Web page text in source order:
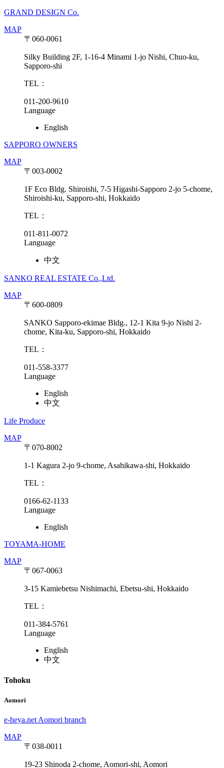
GRAND DESIGN Co.
MAP
〒060-0061
Silky Building 2F, 1-16-4 Minami 1-jo Nishi, Chuo-ku,
Sapporo-shi
TEL：
011-200-9610
Language
English
SAPPORO OWNERS
MAP
〒003-0002
1F Eco Bldg. Shiroishi, 7-5 Higashi-Sapporo 2-jo 5-chome,
Shiroishi-ku, Sapporo-shi, Hokkaido
TEL：
011-811-0072
Language
中文
SANKO REAL ESTATE Co.,Ltd.
MAP
〒600-0809
SANKO Sapporo-ekimae Bldg., 12-1 Kita 9-jo Nishi 2-
chome, Kita-ku, Sapporo-shi, Hokkaido
TEL：
011-558-3377
Language
English
中文
Life Produce
MAP
〒070-8002
1-1 Kagura 2-jo 9-chome, Asahikawa-shi, Hokkaido
TEL：
0166-62-1133
Language
English
TOYAMA-HOME
MAP
〒067-0063
3-15 Kamiebetsu Nishimachi, Ebetsu-shi, Hokkaido
TEL：
011-384-5761
Language
English
中文
Tohoku
Aomori
e-heya.net Aomori branch
MAP
〒038-0011
19-23 Shinoda 2-chome, Aomori-shi, Aomori